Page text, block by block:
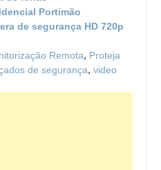
Portimão
de segurança HD 720p
Remota, Proteja
de segurança, video